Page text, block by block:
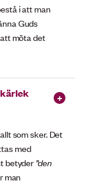
i att man
Guds
möta det
som sker. Det
med
betyder”den
man